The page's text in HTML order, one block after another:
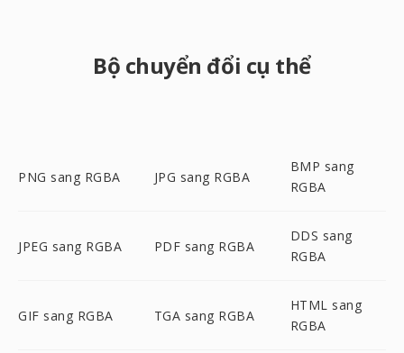
Bộ chuyển đổi cụ thể
PNG sang RGBA JPG sang RGBA
BMP sang
RGBA
JPEG sang RGBA PDF sang RGBA
DDS sang
RGBA
GIF sang RGBA TGA sang RGBA
HTML sang
RGBA